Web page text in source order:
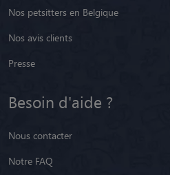
Nos petsitters en Belgique
Nos avis clients
Presse
Besoin d'aide ?
Nous contacter
Notre FAQ